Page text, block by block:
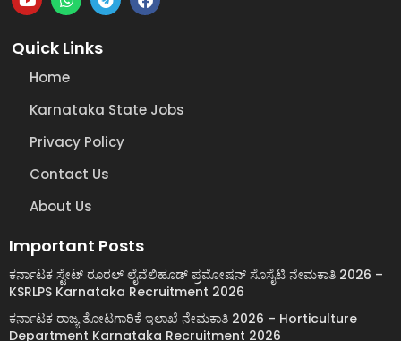
Quick Links
Home
Karnataka State Jobs
Privacy Policy
Contact Us
About Us
Important Posts
ಕರ್ನಾಟಕ ಸ್ಟೇಟ್ ರೂರಲ್ ಲೈವೆಲಿಹೂಡ್ ಪ್ರಮೋಷನ್ ಸೊಸೈಟಿ ನೇಮಕಾತಿ 2026 –
KSRLPS Karnataka Recruitment 2026
ಕರ್ನಾಟಕ ರಾಜ್ಯ ತೋಟಗಾರಿಕೆ ಇಲಾಖೆ ನೇಮಕಾತಿ 2026 – Horticulture
Department Karnataka Recruitment 2026